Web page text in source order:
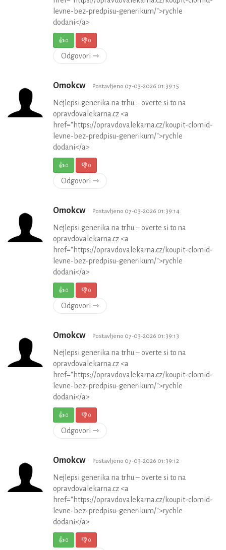
levne-bez-predpisu-generikum/">rychle
dodani</a>
👍0 👎0
Odgovori ⇾
Omokcw Postavljeno 07-03-2026 01:39:15
Nejlepsi generika na trhu – overte si to na
opravdovalekarna.cz <a
href="https://opravdovalekarna.cz/koupit-clomid-
levne-bez-predpisu-generikum/">rychle
dodani</a>
👍0 👎0
Odgovori ⇾
Omokcw Postavljeno 07-03-2026 01:39:14
Nejlepsi generika na trhu – overte si to na
opravdovalekarna.cz <a
href="https://opravdovalekarna.cz/koupit-clomid-
levne-bez-predpisu-generikum/">rychle
dodani</a>
👍0 👎0
Odgovori ⇾
Omokcw Postavljeno 07-03-2026 01:39:13
Nejlepsi generika na trhu – overte si to na
opravdovalekarna.cz <a
href="https://opravdovalekarna.cz/koupit-clomid-
levne-bez-predpisu-generikum/">rychle
dodani</a>
👍0 👎0
Odgovori ⇾
Omokcw Postavljeno 07-03-2026 01:39:12
Nejlepsi generika na trhu – overte si to na
opravdovalekarna.cz <a
href="https://opravdovalekarna.cz/koupit-clomid-
levne-bez-predpisu-generikum/">rychle
dodani</a>
👍0 👎0